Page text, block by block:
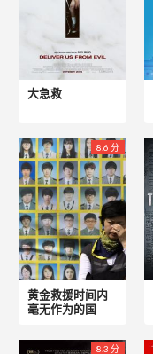
大急救
8.6 分
黄金救援时间内
毫无作为的国
8.3 分